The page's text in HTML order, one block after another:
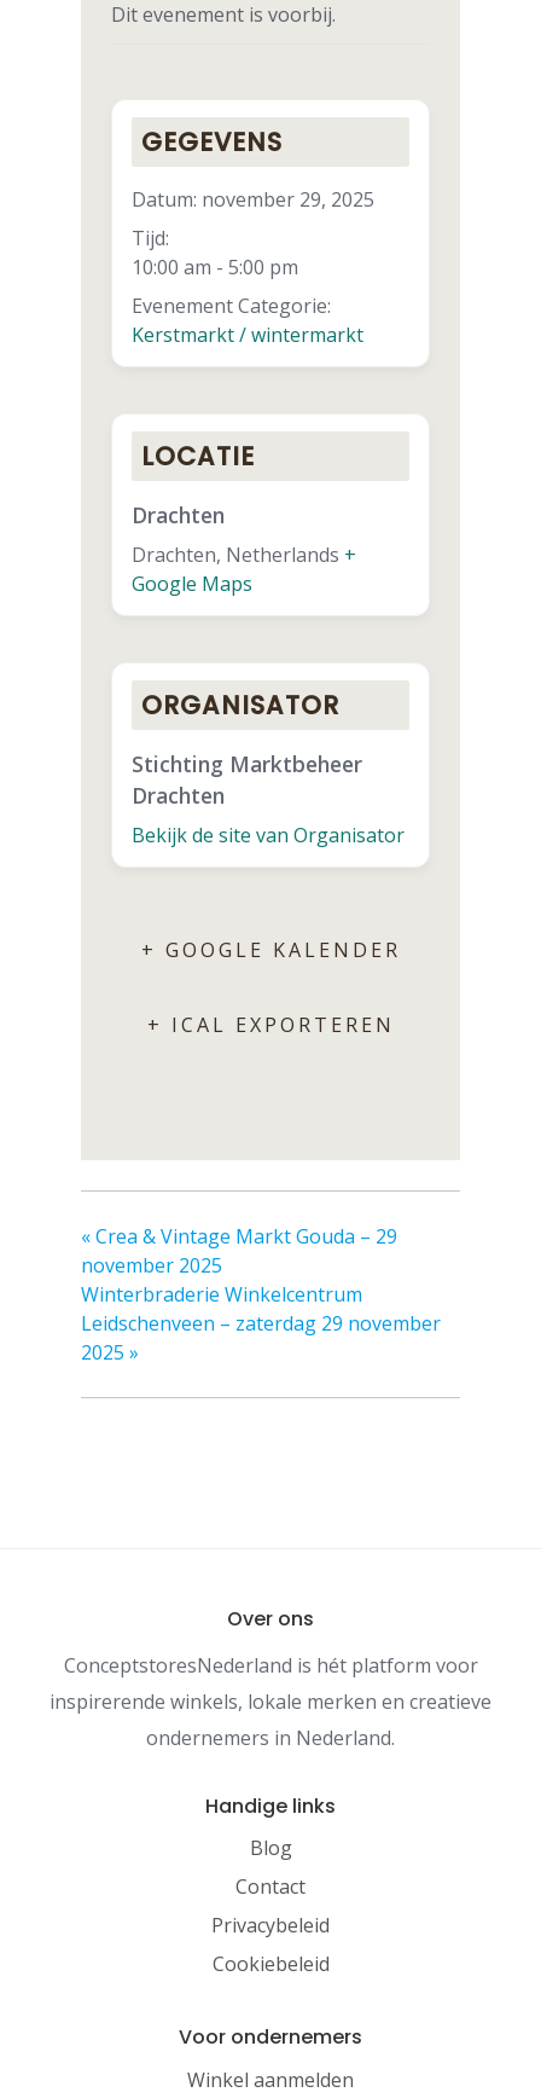
Dit evenement is voorbij.
GEGEVENS
Datum: november 29, 2025
Tijd:
10:00 am - 5:00 pm
Evenement Categorie:
Kerstmarkt / wintermarkt
LOCATIE
Drachten
Drachten, Netherlands +
Google Maps
ORGANISATOR
Stichting Marktbeheer
Drachten
Bekijk de site van Organisator
+ GOOGLE KALENDER
+ ICAL EXPORTEREN
«Crea & Vintage Markt Gouda – 29
november 2025
Winterbraderie Winkelcentrum
Leidschenveen – zaterdag 29 november
2025 »
Over ons
ConceptstoresNederland is hét platform voor
inspirerende winkels, lokale merken en creatieve
ondernemers in Nederland.
Handige links
Blog
Contact
Privacybeleid
Cookiebeleid
Voor ondernemers
Winkel aanmelden